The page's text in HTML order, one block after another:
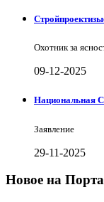
Охотник за
09-12-2025
Национальная
Заявление
29-11-2025
Новое на